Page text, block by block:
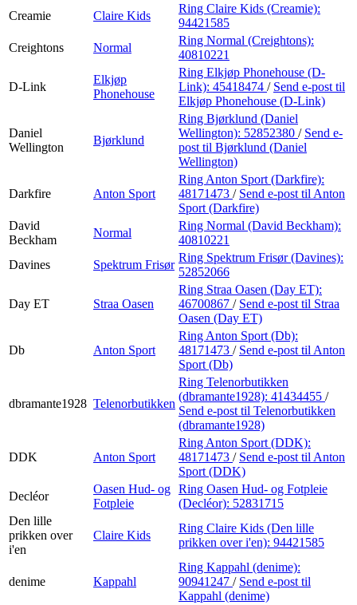
Creamie
Claire Kids
Ring Claire Kids (Creamie):
94421585
Creightons
Normal
Ring Normal (Creightons):
40810221
D-Link
Elkjøp
Phonehouse
Ring Elkjøp Phonehouse (D-
Link): 45418474 / Send e-post til
Elkjøp Phonehouse (D-Link)
Daniel
Wellington
Bjørklund
Ring Bjørklund (Daniel
Wellington): 52852380 / Send e-
post til Bjørklund (Daniel
Wellington)
Darkfire Anton Sport
Ring Anton Sport (Darkfire):
48171473 / Send e-post til Anton
Sport (Darkfire)
David
Beckham
Normal
Ring Normal (David Beckham):
40810221
Davines
Spektrum Frisør
Ring Spektrum Frisør (Davines):
52852066
Day ET Straa Oasen
Ring Straa Oasen (Day ET):
46700867 / Send e-post til Straa
Oasen (Day ET)
Db Anton Sport
Ring Anton Sport (Db):
48171473 / Send e-post til Anton
Sport (Db)
dbramante1928 Telenorbutikken
Ring Telenorbutikken
(dbramante1928): 41434455 /
Send e-post til Telenorbutikken
(dbramante1928)
DDK Anton Sport
Ring Anton Sport (DDK):
48171473 / Send e-post til Anton
Sport (DDK)
Decléor
Oasen Hud- og
Fotpleie
Ring Oasen Hud- og Fotpleie
(Decléor): 52831715
Den lille
prikken over
i'en
Claire Kids
Ring Claire Kids (Den lille
prikken over i'en): 94421585
denime Kappahl
Ring Kappahl (denime):
90941247 / Send e-post til
Kappahl (denime)